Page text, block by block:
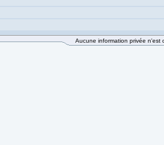
Aucune information privée n'est